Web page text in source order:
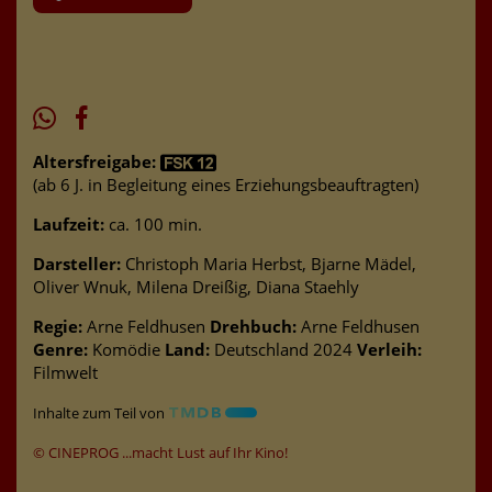
Altersfreigabe:
(ab 6 J. in Begleitung eines Erziehungsbeauftragten)
Laufzeit: ca. 100 min.
Darsteller: Christoph Maria Herbst, Bjarne Mädel,
Oliver Wnuk, Milena Dreißig, Diana Staehly
Regie: Arne Feldhusen Drehbuch: Arne Feldhusen
Genre: Komödie Land: Deutschland 2024 Verleih:
Filmwelt
Inhalte zum Teil von
© CINEPROG ...macht Lust auf Ihr Kino!